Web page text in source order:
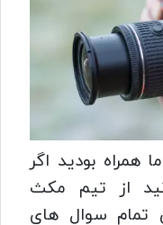
همراه بودید اگر
از تیم مکث
تمام سوال های